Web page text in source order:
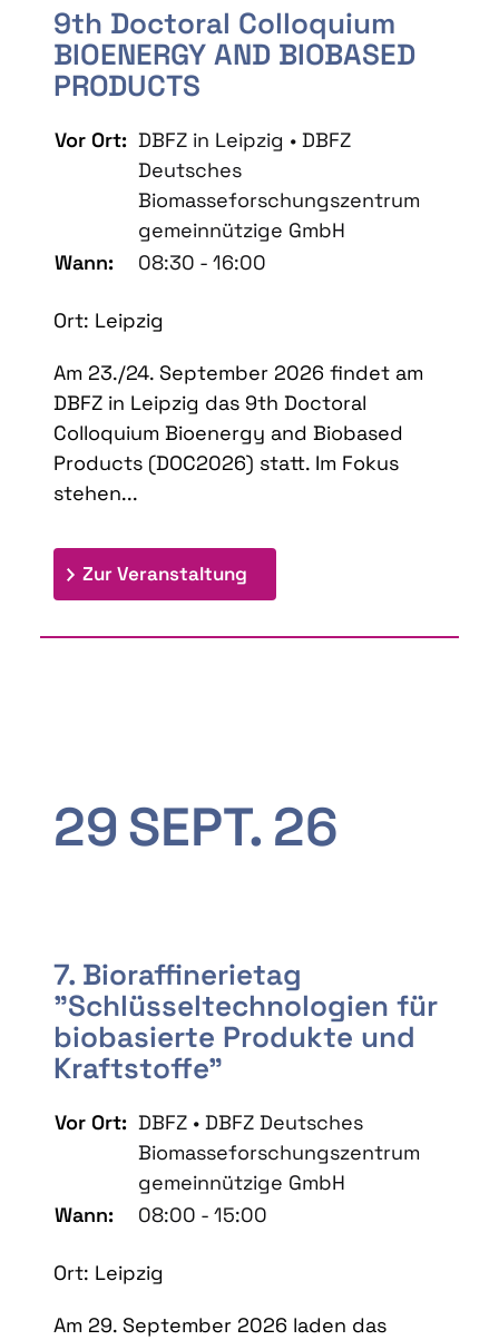
9th Doctoral Colloquium
BIOENERGY AND BIOBASED
PRODUCTS
Vor Ort: DBFZ in Leipzig • DBFZ
Deutsches
Biomasseforschungszentrum
gemeinnützige GmbH
Wann:
08:30 - 16:00
Ort: Leipzig
Am 23./24. September 2026 findet am
DBFZ in Leipzig das 9th Doctoral
Colloquium Bioenergy and Biobased
Products (DOC2026) statt. Im Fokus
stehen...
Zur Veranstaltung
29SEPT. 26
7. Bioraffinerietag
"Schlüsseltechnologien für
biobasierte Produkte und
Kraftstoffe"
Vor Ort: DBFZ • DBFZ Deutsches
Biomasseforschungszentrum
gemeinnützige GmbH
Wann:
08:00 - 15:00
Ort: Leipzig
Am 29. September 2026 laden das